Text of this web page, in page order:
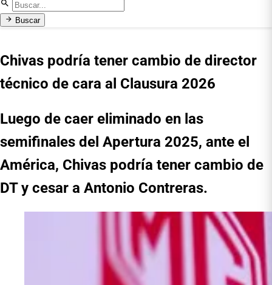
Buscar
Chivas podría tener cambio de director
técnico de cara al Clausura 2026
Luego de caer eliminado en las
semifinales del Apertura 2025, ante el
América, Chivas podría tener cambio de
DT y cesar a Antonio Contreras.